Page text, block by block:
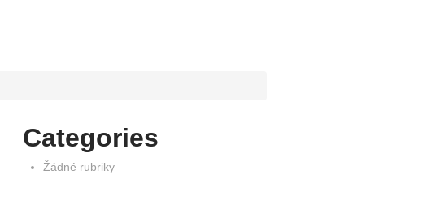
Categories
Žádné rubriky